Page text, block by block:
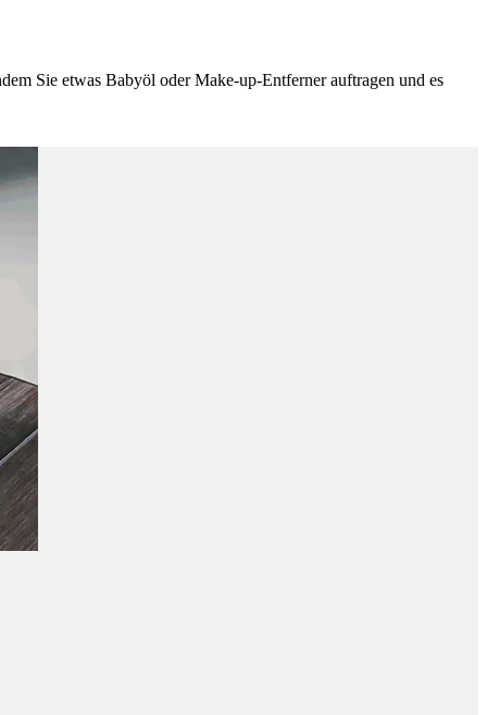
Sie etwas Babyöl oder Make-up-Entferner auftragen und es